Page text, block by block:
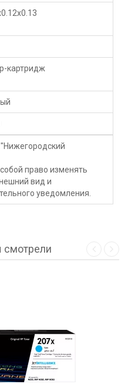
картридж
право изменять
вид и
уведомления.
смотрели